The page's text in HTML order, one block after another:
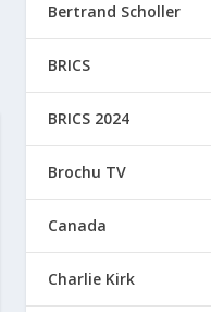
Bertrand Scholler
BRICS
BRICS 2024
Brochu TV
Canada
Charlie Kirk